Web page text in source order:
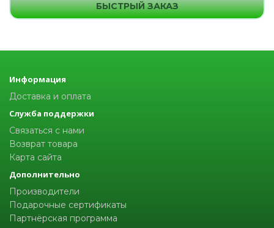
БЫСТРЫЙ ЗАКАЗ
Информация
Доставка и оплата
Служба поддержки
Связаться с нами
Возврат товара
Карта сайта
Дополнительно
Производители
Подарочные сертификаты
Партнёрская программа